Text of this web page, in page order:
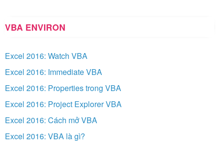
VBA ENVIRON
Excel 2016: Watch VBA
Excel 2016: Immediate VBA
Excel 2016: Properties trong VBA
Excel 2016: Project Explorer VBA
Excel 2016: Cách mở VBA
Excel 2016: VBA là gì?